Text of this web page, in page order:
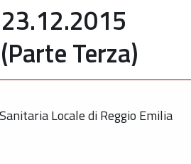
Terza)
Locale di Reggio Emilia